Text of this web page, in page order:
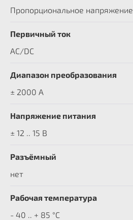
Пропорциональное напряжение
Первичный ток
AC/DC
Диапазон преобразования
± 2000 A
Напряжение питания
± 12 .. 15 В
Разъёмный
нет
Рабочая температура
- 40 .. + 85 °C